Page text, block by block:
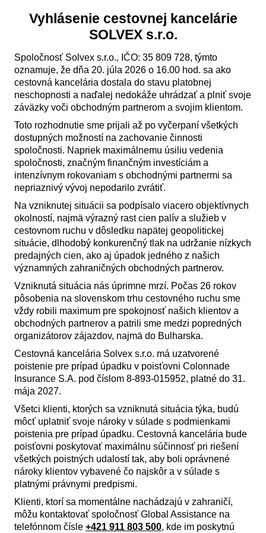
Vyhlásenie cestovnej kancelárie
SOLVEX s.r.o.
Spoločnosť Solvex s.r.o., IČO: 35 809 728, týmto
oznamuje, že dňa 20. júla 2026 o 16.00 hod. sa ako
cestovná kancelária dostala do stavu platobnej
neschopnosti a naďalej nedokáže uhrádzať a plniť svoje
záväzky voči obchodným partnerom a svojim klientom.
Toto rozhodnutie sme prijali až po vyčerpaní všetkých
dostupných možností na zachovanie činnosti
spoločnosti. Napriek maximálnemu úsiliu vedenia
spoločnosti, značným finančným investíciám a
intenzívnym rokovaniam s obchodnými partnermi sa
nepriaznivý vývoj nepodarilo zvrátiť.
Na vzniknutej situácii sa podpísalo viacero objektívnych
okolností, najmä výrazný rast cien palív a služieb v
cestovnom ruchu v dôsledku napätej geopolitickej
situácie, dlhodobý konkurenčný tlak na udržanie nízkych
predajných cien, ako aj úpadok jedného z našich
významných zahraničných obchodných partnerov.
Vzniknutá situácia nás úprimne mrzí. Počas 26 rokov
pôsobenia na slovenskom trhu cestovného ruchu sme
vždy robili maximum pre spokojnosť našich klientov a
obchodných partnerov a patrili sme medzi popredných
organizátorov zájazdov, najmä do Bulharska.
Cestovná kancelária Solvex s.r.o. má uzatvorené
poistenie pre prípad úpadku v poisťovni Colonnade
Insurance S.A. pod číslom 8-893-015952, platné do 31.
mája 2027.
Všetci klienti, ktorých sa vzniknutá situácia týka, budú
môcť uplatniť svoje nároky v súlade s podmienkami
poistenia pre prípad úpadku. Cestovná kancelária bude
poisťovni poskytovať maximálnu súčinnosť pri riešení
všetkých poistných udalostí tak, aby boli oprávnené
nároky klientov vybavené čo najskôr a v súlade s
platnými právnymi predpismi.
Klienti, ktorí sa momentálne nachádzajú v zahraničí,
môžu kontaktovať spoločnosť Global Assistance na
telefónnom čísle +421 911 803 500, kde im poskytnú